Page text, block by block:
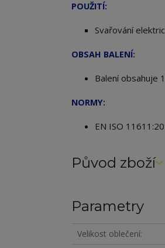
POUŽITÍ:
Svařování
OBSAH BALENÍ:
Balení obsahuje
NORMY:
EN ISO
Původ zboží
Parametry
Velikost oblečení